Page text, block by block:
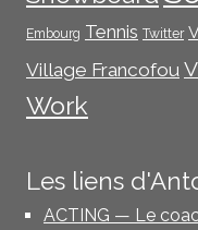
Embourg Tennis Twitter
Village Francofou
Work
Les liens
ACTING — Le